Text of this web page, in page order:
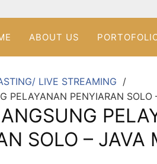
ABOUT US
LIVE STREAMING
PELAYANAN PENYIARAN SOLO
SOLO – JAVA